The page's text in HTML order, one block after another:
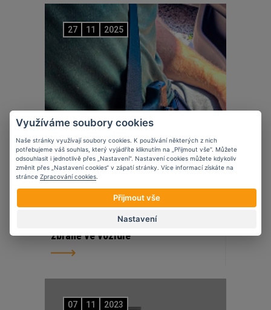
27 11 2025
Novinky
5 věcí, které zvážit při nošení krátké
zbraně ve vozidle
07 11 2023
Využíváme soubory cookies
Naše stránky využívají soubory cookies. K používání některých z nich
potřebujeme váš souhlas, který vyjádříte kliknutím na „Přijmout vše“. Můžete
odsouhlasit i jednotlivě přes „Nastavení“. Nastavení cookies můžete kdykoliv
změnit přes „Nastavení cookies“ v zápatí stránky. Více informací získáte na
stránce Zpracování cookies
Přijmout vše
Nastavení